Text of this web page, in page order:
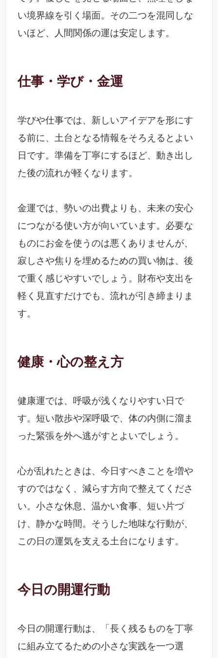
い境界線を引く場面。その二つを混同しな
いほど、人間関係の運は安定します。
仕事・学び・金運
学びや仕事では、新しいアイデアを形にす
る前に、土台となる情報をそろえるとよい
日です。準備を丁寧にするほど、動き出し
た後の流れが軽くなります。
金運では、勢いの出費よりも、未来の安心
につながる使い方が向いています。必要な
ものにお金を使うのは悪くありませんが、
寂しさや焦りを埋めるための買い物は、後
で重く感じやすいでしょう。財布や支出を
軽く見直すだけでも、流れが引き締まりま
す。
健康・心の整え方
健康運では、呼吸が浅くなりやすい日で
す。短い散歩や深呼吸で、体の内側に溜ま
った緊張を外へ逃がすとよいでしょう。
心が乱れたときは、今日すべきことを増や
すのではなく、減らす方向で整えてくださ
い。小さな休息、温かい食事、短い片づ
け、静かな時間。そうした地味な行動が、
この日の運気を支える土台になります。
今日の開運行動
今日の開運行動は、「長く残るものを丁寧
に組み立てるための小さな実践を一つ選